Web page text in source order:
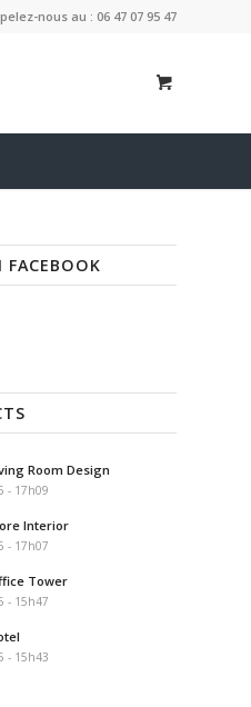
nous au : 06 47 07 95 47
FACEBOOK
Room Design
- 17h09
Interior
- 17h07
Tower
- 15h47
- 15h43